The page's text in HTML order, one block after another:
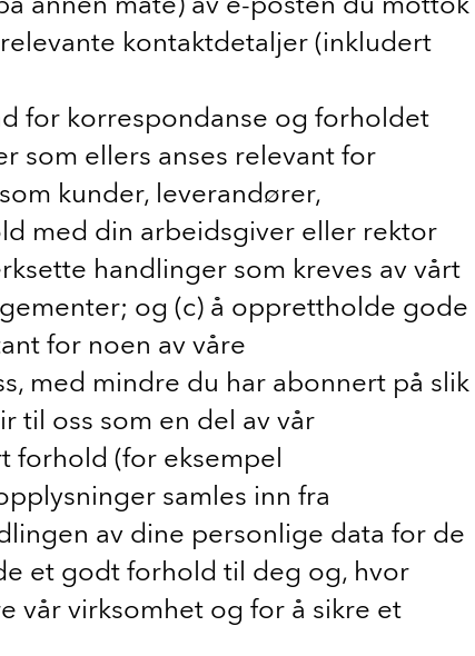
kontaktdetaljer (inkludert
for korrespondanse og forholdet
som ellers anses relevant for
kunder, leverandører,
med din arbeidsgiver eller rektor
handlinger som kreves av vårt
og (c) å opprettholde gode
for noen av våre
med mindre du har abonnert på slik
til oss som en del av vår
forhold (for eksempel
samles inn fra
av dine personlige data for de
et godt forhold til deg og, hvor
vår virksomhet og for å sikre et